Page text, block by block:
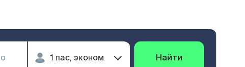
Найти